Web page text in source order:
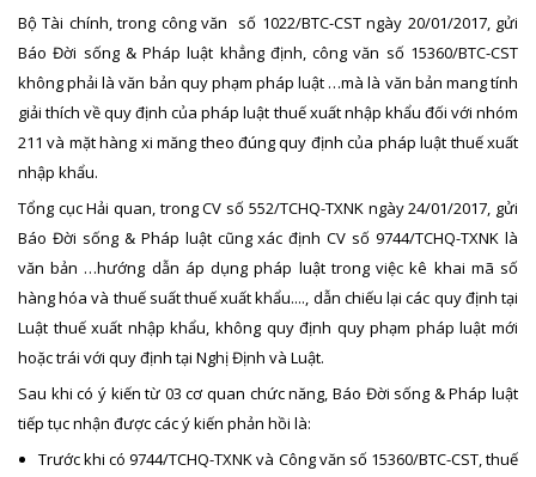
Bộ Tài chính, trong công văn số 1022/BTC-CST ngày 20/01/2017, gửi
Báo Đời sống & Pháp luật khẳng định, công văn số 15360/BTC-CST
không phải là văn bản quy phạm pháp luật …mà là văn bản mang tính
giải thích về quy định của pháp luật thuế xuất nhập khẩu đối với nhóm
211 và mặt hàng xi măng theo đúng quy định của pháp luật thuế xuất
nhập khẩu.
Tổng cục Hải quan, trong CV số 552/TCHQ-TXNK ngày 24/01/2017, gửi
Báo Đời sống & Pháp luật cũng xác định CV số 9744/TCHQ-TXNK là
văn bản …hướng dẫn áp dụng pháp luật trong việc kê khai mã số
hàng hóa và thuế suất thuế xuất khẩu...., dẫn chiếu lại các quy định tại
Luật thuế xuất nhập khẩu, không quy định quy phạm pháp luật mới
hoặc trái với quy định tại Nghị Định và Luật.
Sau khi có ý kiến từ 03 cơ quan chức năng, Báo Đời sống & Pháp luật
tiếp tục nhận được các ý kiến phản hồi là:
Trước khi có 9744/TCHQ-TXNK và Công văn số 15360/BTC-CST, thuế